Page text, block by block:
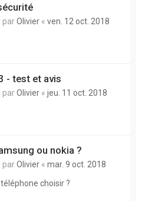
parOlivier « ven. 12 oct. 2018
- test et avis
parOlivier « jeu. 11 oct. 2018
ou nokia ?
parOlivier « mar. 9 oct. 2018
choisir ?